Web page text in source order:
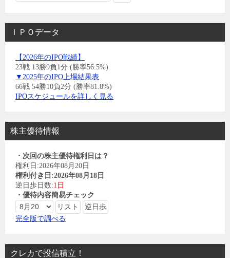
ＩＰＯデータ
【2026年のIPO戦績】
23戦 13勝9負1分 (勝率56.5%)
▼2025年のIPO上場結果表
66戦 54勝10負2分 (勝率81.8%)
IPOスケジュールを詳しく見る
株主優待情報
・次回の株主優待権利日は？
権利日:2026年08月20日
権利付き日:2026年08月18日
逆日歩日数:1日
・優待内容簡易チェック
完全版で調べる
クレカで投信積立！